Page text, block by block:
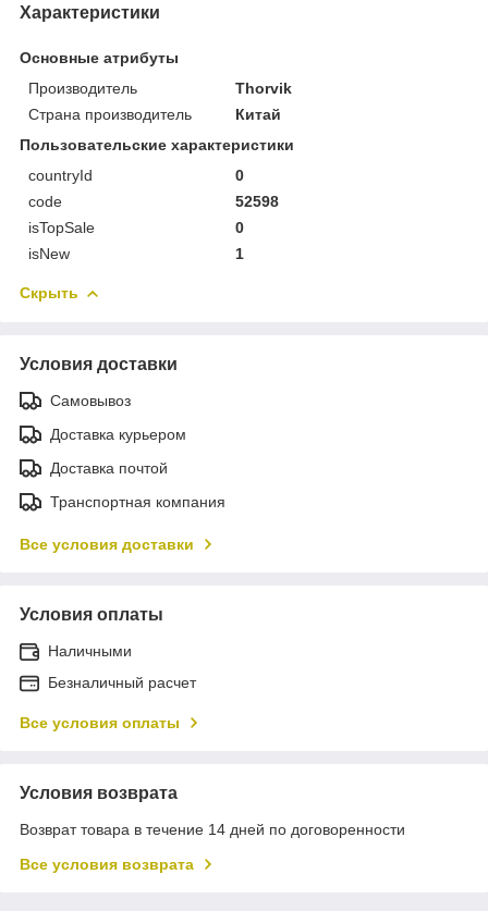
Характеристики
Основные атрибуты
Производитель
Thorvik
Страна производитель
Китай
Пользовательские характеристики
countryId
0
code
52598
isTopSale
0
isNew
1
Скрыть
Условия доставки
Самовывоз
Доставка курьером
Доставка почтой
Транспортная компания
Все условия доставки
Условия оплаты
Наличными
Безналичный расчет
Все условия оплаты
Условия возврата
Возврат товара в течение 14 дней по договоренности
Все условия возврата